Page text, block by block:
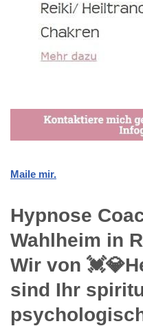
Maile mir.
Hypnose
Wahlheim in
Wir von
sind Ihr